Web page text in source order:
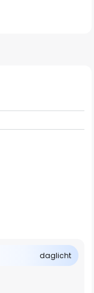
daglicht